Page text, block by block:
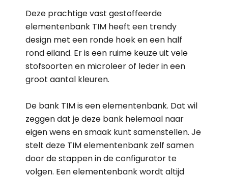
Deze prachtige vast gestoffeerde
elementenbank TIM heeft een trendy
design met een ronde hoek en een half
rond eiland. Er is een ruime keuze uit vele
stofsoorten en microleer of leder in een
groot aantal kleuren.
De bank TIM is een elementenbank. Dat wil
zeggen dat je deze bank helemaal naar
eigen wens en smaak kunt samenstellen. Je
stelt deze TIM elementenbank zelf samen
door de stappen in de configurator te
volgen. Een elementenbank wordt altijd